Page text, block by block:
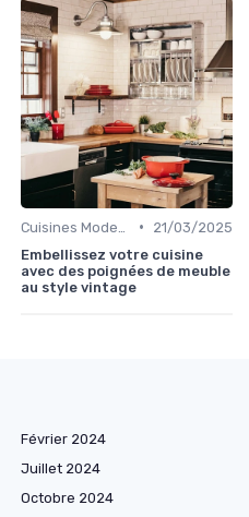
•
21/03/2025
Embellissez votre cuisine
avec des poignées de meuble
au style vintage
Février 2024
Juillet 2024
Octobre 2024